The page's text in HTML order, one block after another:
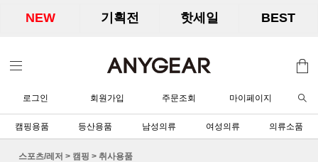
NEW 기획전 핫세일 BEST
로그인 회원가입 주문조회 마이페이지
캠핑용품 등산용품 남성의류 여성의류 의류소품
스포츠/레저 > 캠핑 > 취사용품